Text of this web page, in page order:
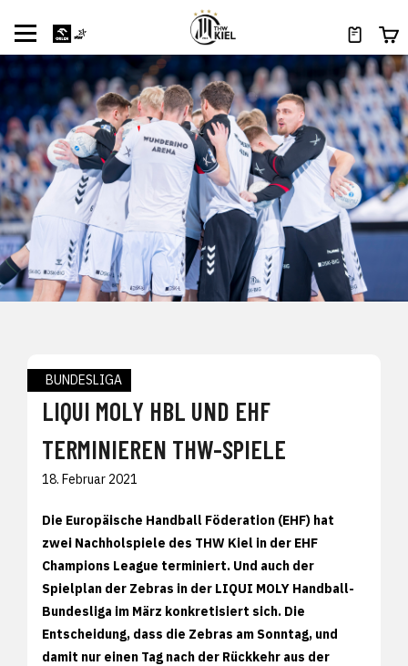
BUNDESLIGA
LIQUI MOLY HBL UND EHF
TERMINIEREN THW-SPIELE
18. Februar 2021
Die Europäische Handball Föderation (EHF) hat
zwei Nachholspiele des THW Kiel in der EHF
Champions League terminiert. Und auch der
Spielplan der Zebras in der LIQUI MOLY Handball-
Bundesliga im März konkretisiert sich. Die
Entscheidung, dass die Zebras am Sonntag, und
damit nur einen Tag nach der Rückkehr aus der